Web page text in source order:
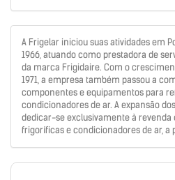
A Frigelar iniciou suas atividades em
1966, atuando como prestadora de
da marca Frigidaire. Com o
1971, a empresa também passou a
componentes e equipamentos para
condicionadores de ar. A expansão
dedicar-se exclusivamente à revenda
frigoríficas e condicionadores de ar, a